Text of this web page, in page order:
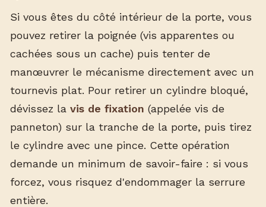
Si vous êtes du côté intérieur de la porte, vous
pouvez retirer la poignée (vis apparentes ou
cachées sous un cache) puis tenter de
manœuvrer le mécanisme directement avec un
tournevis plat. Pour retirer un cylindre bloqué,
dévissez la vis de fixation (appelée vis de
panneton) sur la tranche de la porte, puis tirez
le cylindre avec une pince. Cette opération
demande un minimum de savoir-faire : si vous
forcez, vous risquez d'endommager la serrure
entière.